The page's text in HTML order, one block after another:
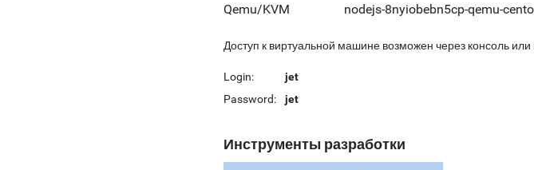
Qemu/KVM nodejs-8nyiobebn5cp-qemu-
Доступ к виртуальной машине возможен через консоль или
Login:
jet
Password:
jet
Инструменты разработки